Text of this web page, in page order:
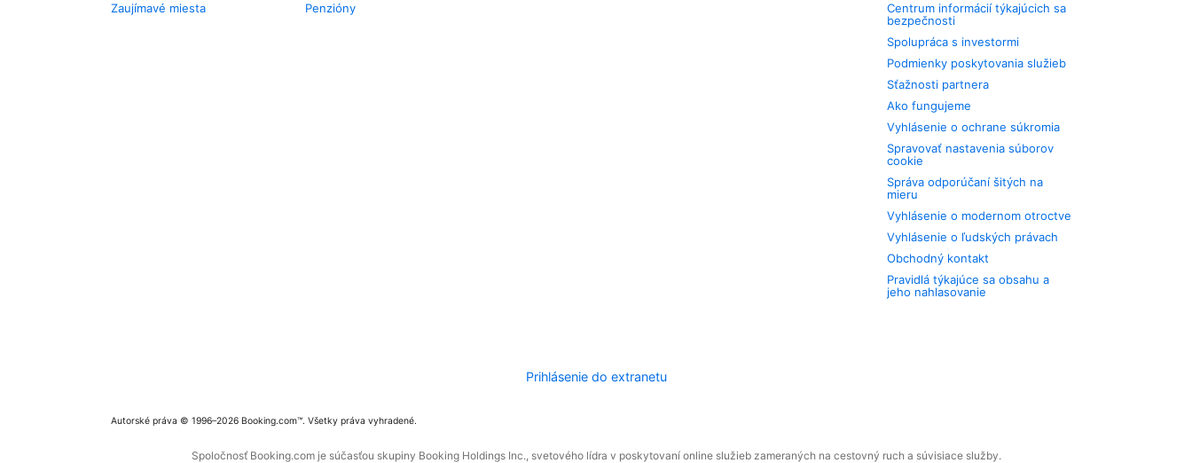
Zaujímavé miesta
Penzióny
Centrum informácií týkajúcich sa
bezpečnosti
Spolupráca s investormi
Podmienky poskytovania služieb
Sťažnosti partnera
Ako fungujeme
Vyhlásenie o ochrane súkromia
Spravovať nastavenia súborov
cookie
Správa odporúčaní šitých na
mieru
Vyhlásenie o modernom otroctve
Vyhlásenie o ľudských právach
Obchodný kontakt
Pravidlá týkajúce sa obsahu a
jeho nahlasovanie
Prihlásenie do extranetu
Autorské práva © 1996–2026 Booking.com™. Všetky práva vyhradené.
Spoločnosť Booking.com je súčasťou skupiny Booking Holdings Inc., svetového lídra v poskytovaní online služieb zameraných na cestovný ruch a súvisiace služby.